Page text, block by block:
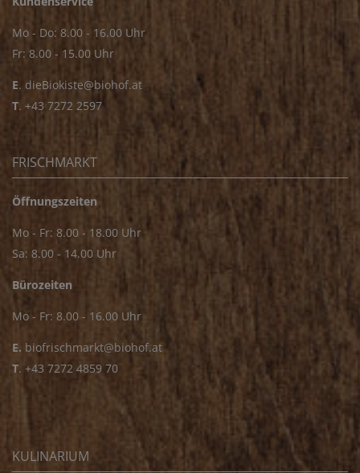
Mo - Do: 8.00 - 16.00 Uhr
Fr: 8.00 - 15.00 Uhr
E. dieBiokiste@biohof.at
T. +43 7272 2597
FRISCHMARKT
Öffnungszeiten
Mo - Fr: 8.00 - 18.00 Uhr
Sa: 8.00 - 14.00 Uhr
Bürozeiten
Mo - Fr: 8.00 - 16.00 Uhr
E. biofrischmarkt@biohof.at
T. +43 7272 4859 70
KULINARIUM